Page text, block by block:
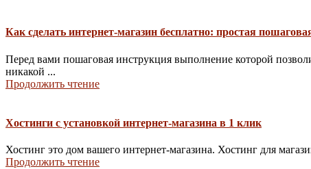
Как сделать интернет-магазин бесплатно: простая
Перед вами пошаговая инструкция выполнение которой
никакой ...
Продолжить чтение
Хостинги с установкой интернет-магазина в 1 клик
Хостинг это дом вашего интернет-магазина. Хостинг для
Продолжить чтение